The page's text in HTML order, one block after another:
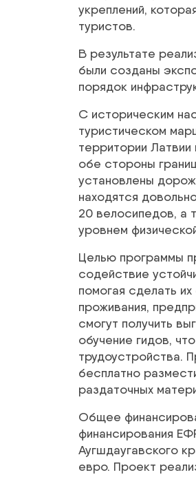
укреплений,
туристов.
В результате
были созданы
порядок
С историческим
туристическом
территории
обе стороны
установлены
находятся
20 велосипедов, а
уровнем
Целью программы
содействие
помогая сделать
проживания,
смогут получить
обучение гидов,
трудоустройства.
бесплатно
раздаточных
Общее
финансирования
Аугшдаугавского
евро. Проект